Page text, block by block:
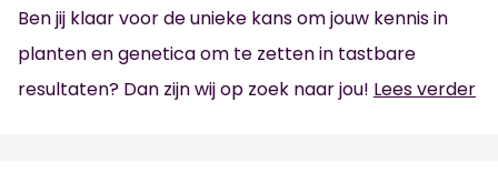
Ben jij klaar voor de unieke kans om jouw kennis in
planten en genetica om te zetten in tastbare
resultaten? Dan zijn wij op zoek naar jou! Lees verder